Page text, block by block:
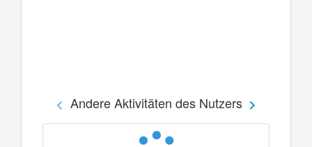
Andere Aktivitäten des Nutzers